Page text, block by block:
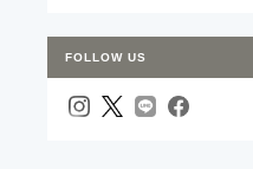
FOLLOW US